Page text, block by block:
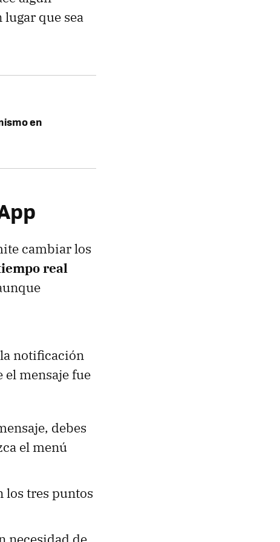
que sea
en
cambiar los
real
notificación
el mensaje fue
debes
el menú
los tres puntos